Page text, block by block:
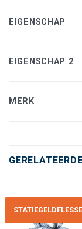
EIGENSCHAP
EIGENSCHAP 2
MERK